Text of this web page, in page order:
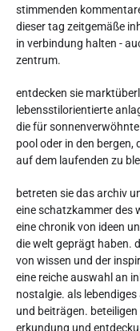
stimmenden
dieser tag zeitgemäße
in verbindung halten -
zentrum.
entdecken sie
lebensstilorientierte
die für
pool oder in den bergen,
auf dem laufenden zu
betreten sie das archiv
eine schatzkammer des
eine chronik von ideen
die welt geprägt haben.
von wissen und der
eine reiche auswahl an
nostalgie. als
und beiträgen.
erkundung und